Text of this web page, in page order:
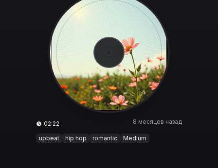
02:22 8 месяцев назад
upbeat hip hop romantic Medium